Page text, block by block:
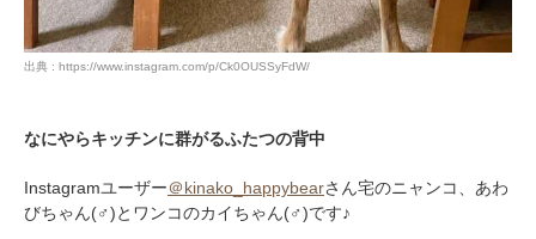
出典 : https://www.instagram.com/p/Ck0OUSSyFdW/
なにやらキッチンに群がるふたつの背中
Instagramユーザー＠kinako_happybearさん宅のニャンコ、あわ
びちゃん(♂)とワンコのカイちゃん(♂)です♪